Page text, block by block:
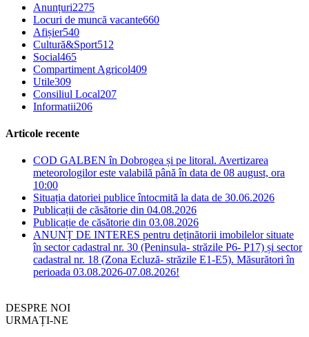
Anunțuri2275
Locuri de muncă vacante660
Afișier540
Cultură&Sport512
Social465
Compartiment Agricol409
Utile309
Consiliul Local207
Informatii206
Articole recente
COD GALBEN în Dobrogea și pe litoral. Avertizarea
meteorologilor este valabilă până în data de 08 august, ora
10:00
Situația datoriei publice întocmită la data de 30.06.2026
Publicații de căsătorie din 04.08.2026
Publicație de căsătorie din 03.08.2026
ANUNȚ DE INTERES pentru deținătorii imobilelor situate
în sector cadastral nr. 30 (Peninsula- străzile P6- P17) și sector
cadastral nr. 18 (Zona Ecluză- străzile E1-E5). Măsurători în
perioada 03.08.2026-07.08.2026!
DESPRE NOI
URMAȚI-NE